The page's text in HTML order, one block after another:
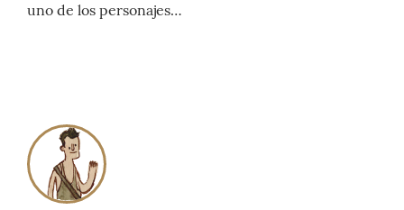
uno de los personajes…